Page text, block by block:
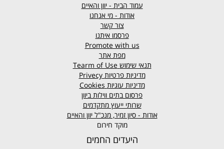
עמוד הבית - יוון והאיים
אודות - מי אנחנו
צור קשר
פרסמו איתנו
Promote with us
מפת אתר
תנאי שימוש
מדיניות פרטיות Privecy
מדיניות עוגיות Cookies
פרסום בתים ווילות ביוון
שרותי ייעוץ מתקדמים
אודות - סיון זמיר, מנכ"ל יוון והאיים
מוקד חירום
היעדים החמים